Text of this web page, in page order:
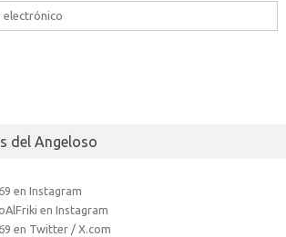
del Angeloso
en Instagram
en Instagram
en Twitter / X.com